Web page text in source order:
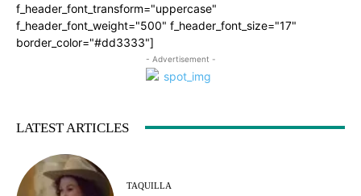
f_header_font_transform="uppercase"
f_header_font_weight="500" f_header_font_size="17"
border_color="#dd3333"]
- Advertisement -
LATEST ARTICLES
TAQUILLA